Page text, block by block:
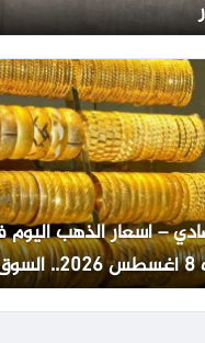
– اسعار الذهب
عيار 21 السبت 8